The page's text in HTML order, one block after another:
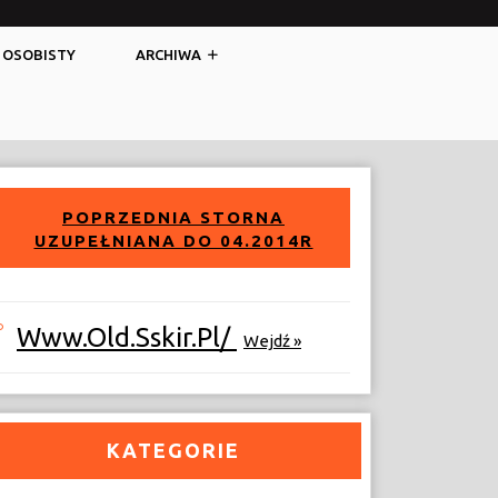
OSOBISTY ARCHIWA
POPRZEDNIA STORNA
UZUPEŁNIANA DO 04.2014R
Www.old.sskir.pl/ Wejdź »
KATEGORIE